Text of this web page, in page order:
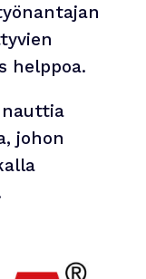
helppoa.
nauttia
johon